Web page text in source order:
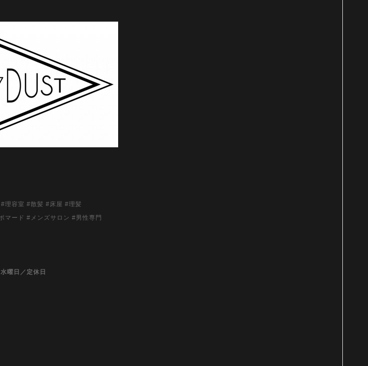
理容室 #散髪 #床屋 #理髪
ード #メンズサロン #男性専門
曜日／定休日